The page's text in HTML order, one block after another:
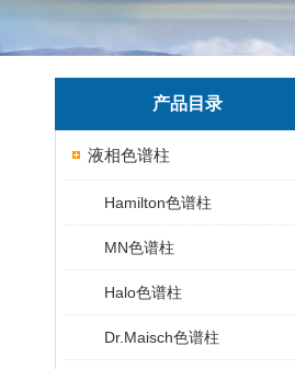
产品目录
液相色谱柱
Hamilton色谱柱
MN色谱柱
Halo色谱柱
Dr.Maisch色谱柱